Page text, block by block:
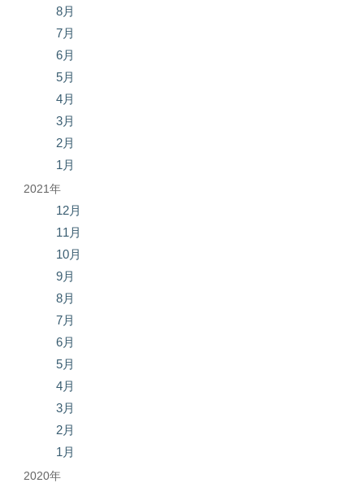
8月
7月
6月
5月
4月
3月
2月
1月
2021年
12月
11月
10月
9月
8月
7月
6月
5月
4月
3月
2月
1月
2020年